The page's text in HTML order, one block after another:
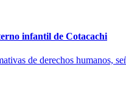
infantil de Cotacachi